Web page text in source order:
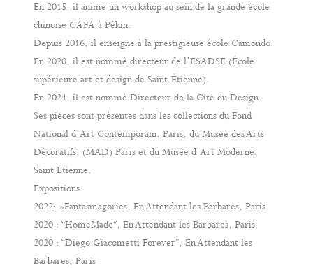
En 2015, il anime un workshop au sein de la grande école
chinoise CAFA à Pékin.
Depuis 2016, il enseigne à la prestigieuse école Camondo.
En 2020, il est nommé directeur de l’ESADSE (École
supérieure art et design de Saint-Étienne).
En 2024, il est nommé Directeur de la Cité du Design.
Ses pièces sont présentes dans les collections du Fond
National d’Art Contemporain, Paris, du Musée des Arts
Décoratifs, (MAD) Paris et du Musée d’Art Moderne,
Saint Etienne.
Expositions:
2022: »Fantasmagories, En Attendant les Barbares, Paris
2020 : “HomeMade”, En Attendant les Barbares, Paris
2020 : “Diego Giacometti Forever”, En Attendant les
Barbares, Paris